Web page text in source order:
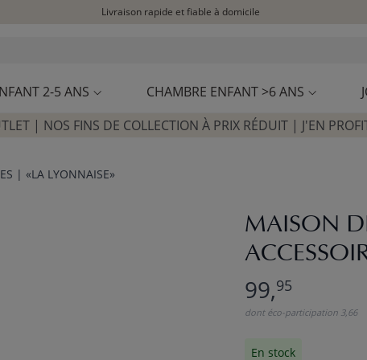
Livraison rapide et fiable à domicile
2-5 ANS CHAMBRE ENFANT >6 ANS
| NOS FINS DE COLLECTION À PRIX RÉDUIT | J'EN
| «LA LYONNAISE»
MAISON
99,95
dont éco-participation 3,66
En stock